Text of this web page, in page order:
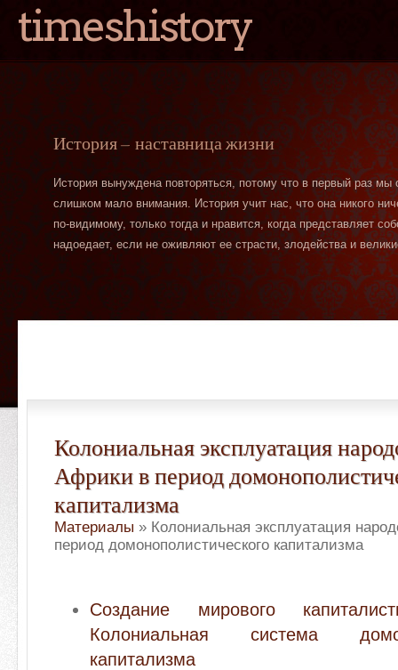
timeshistory
История — наставница жизни
История вынуждена повторяться, потому что в первый раз
слишком мало внимания. История учит нас, что она никого
по-видимому, только тогда и нравится, когда представляет
надоедает, если не оживляют ее страсти, злодейства и
Колониальная эксплуатация
Африки в период
капитализма
Материалы » Колониальная эксплуатация
период домонополистического капитализма
Создание мирового
Колониальная система
капитализма